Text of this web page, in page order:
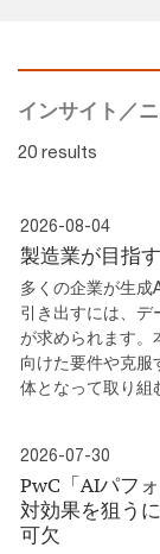
インサイト／
20 results
2026-08-04
製造業が目指
多くの企業が生成
引き出すには、デ
が求められます。
向けた要件や克服
体となって取り組
2026-07-30
PwC「AIパフ
対効果を狙う
可欠